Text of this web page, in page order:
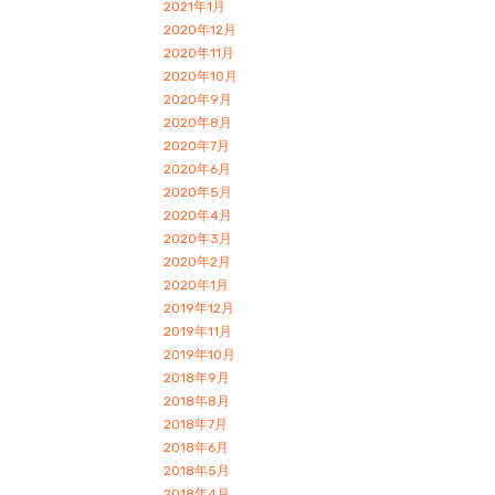
2021年1月
2020年12月
2020年11月
2020年10月
2020年9月
2020年8月
2020年7月
2020年6月
2020年5月
2020年4月
2020年3月
2020年2月
2020年1月
2019年12月
2019年11月
2019年10月
2018年9月
2018年8月
2018年7月
2018年6月
2018年5月